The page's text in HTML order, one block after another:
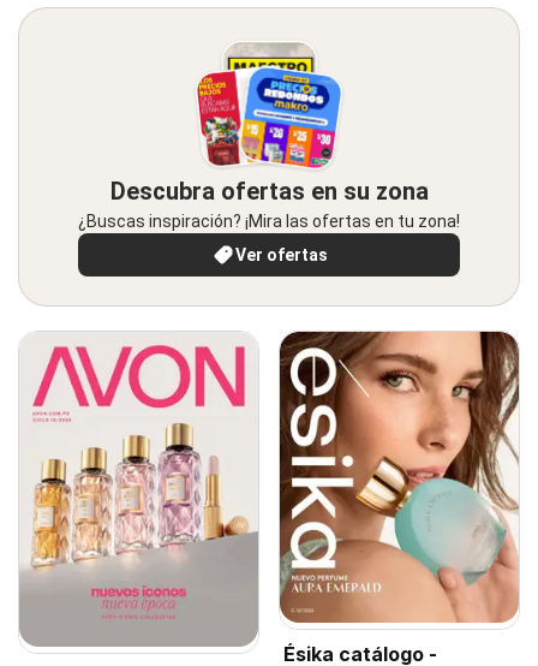
Descubra ofertas en su zona
¿Buscas inspiración? ¡Mira las ofertas en tu zona!
Ver ofertas
Ésika catálogo -